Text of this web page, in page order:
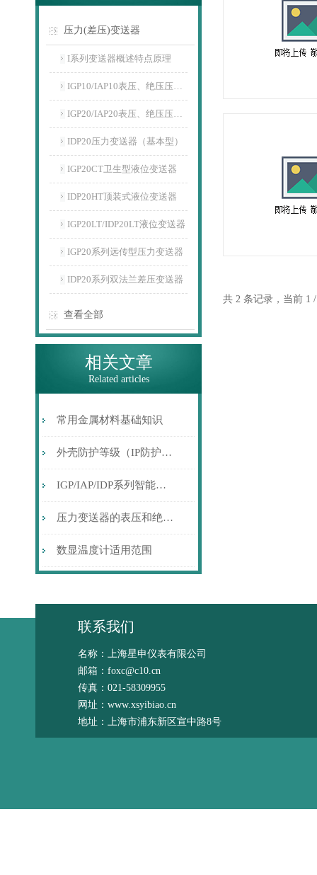
压力(差压)变送器
I系列变送器概述特点原理
IGP10/IAP10表压、绝压压力变送器
IGP20/IAP20表压、绝压压力变送器
IDP20压力变送器（基本型）
IGP20CT卫生型液位变送器
IDP20HT顶装式液位变送器
IGP20LT/IDP20LT液位变送器
IGP20系列远传型压力变送器
IDP20系列双法兰差压变送器
查看全部
相关文章
Related articles
常用金属材料基础知识
外壳防护等级（IP防护等级）代码
IGP/IAP/IDP系列智能压力变送器的选型、调校和应用
压力变送器的表压和绝压到底是什么样的概念呢？
数显温度计适用范围
共 2 条记录，当前
联系我们
名称：上海星申仪表有限公司
邮箱：foxc@c10.cn
传真：021-58309955
网址：www.xsyibiao.cn
地址：上海市浦东新区宣中路8号